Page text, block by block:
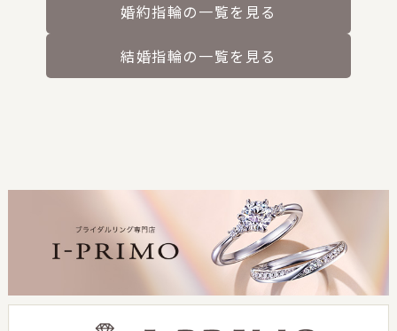
婚約指輪の一覧を見る
結婚指輪の一覧を見る